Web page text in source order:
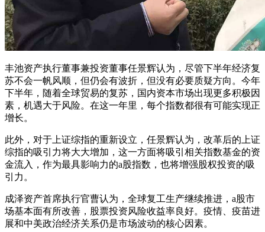
丰池资产执行董事兼投资董事任景辉认为，尽管下半年经济复
苏不会一帆风顺，但仍会有波折，但没有必要质疑方向。今年
下半年，随着全球贸易的复苏，国内资本市场出现更多积极因
素，机遇大于风险。在这一年里，每个指数都很有可能实现正
增长。
此外，对于上证综指的重新设立，任景辉认为，改革后的上证
综指的吸引力将大大增加，这一方面将吸引相关指数基金的资
金流入，作为最具影响力的a股指数，也将增强股权投资的吸
引力。
成泽资产首席执行官曹认为，全球复工生产继续推进，a股市
场基本面有所改善，股票投资风险收益率良好。疫情、疫苗进
展和中美政治经济关系仍是市场波动的核心因素。